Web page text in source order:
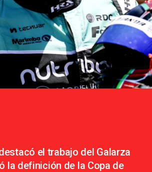
el trabajo del Galarza
la definición de la Copa de